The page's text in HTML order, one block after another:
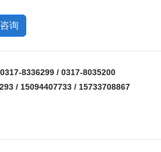
询
0317-8336299 / 0317-8035200
/ 15094407733 / 15733708867